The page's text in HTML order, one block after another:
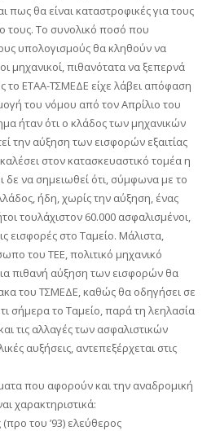
πως θα είναι καταστροφικές για τους
τους. Το συνολικό ποσό που
υπολογισμούς θα κληθούν να
μηχανικοί, πιθανότατα να ξεπερνά
το ΕΤΑΑ-ΤΣΜΕΔΕ είχε λάβει απόφαση
του νόμου από τον Απρίλιο του
ήταν ότι ο κλάδος των μηχανικών
την αύξηση των εισφορών εξαιτίας
στον κατασκευαστικό τομέα η
δε να σημειωθεί ότι, σύμφωνα με το
ήδη, χωρίς την αύξηση, ένας
τουλάχιστον 60.000 ασφαλισμένοι,
εισφορές στο Ταμείο. Μάλιστα,
του ΤΕΕ, πολιτικό μηχανικό
πιθανή αύξηση των εισφορών θα
του ΤΣΜΕΔΕ, καθώς θα οδηγήσει σε
σήμερα το Ταμείο, παρά τη λεηλασία
τις αλλαγές των ασφαλιστικών
αυξήσεις, αντεπεξέρχεται στις
που αφορούν και την αναδρομική
χαρακτηριστικά:
του ʼ93) ελεύθερος